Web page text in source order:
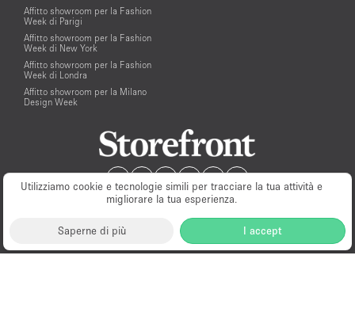
Utilizziamo cookie e tecnologie simili per tracciare la tua attività e
migliorare la tua esperienza.
Saperne di più I accept
Affitto showroom per la Fashion
Week di Parigi
Affitto showroom per la Fashion
Week di New York
Affitto showroom per la Fashion
Week di Londra
Affitto showroom per la Milano
Design Week
Milano